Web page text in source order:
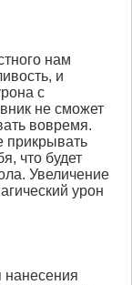
нам
и
с
не сможет
вовремя.
прикрывать
что будет
Увеличение
урон